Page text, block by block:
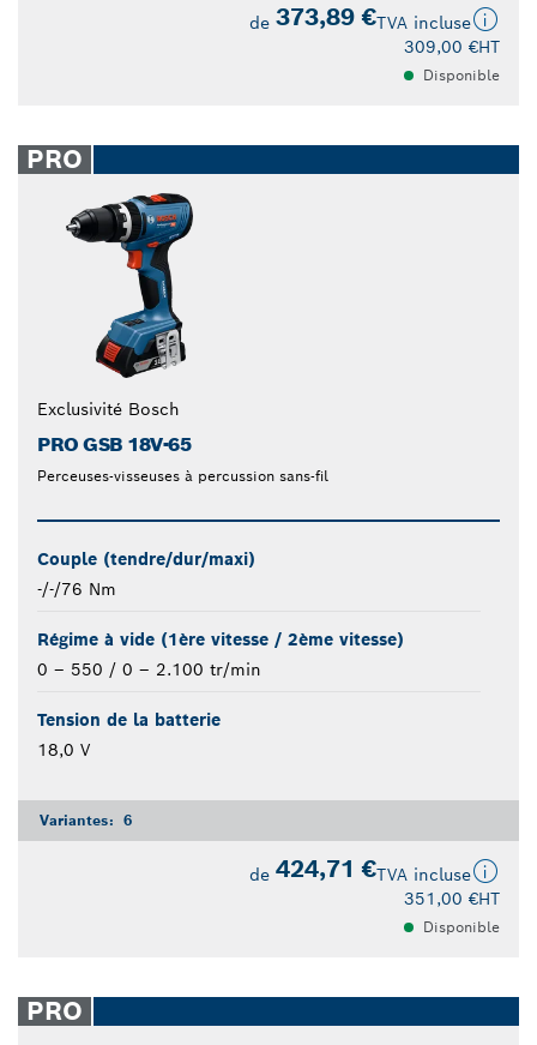
de 373,89 €TVA incluse
309,00 €HT
Disponible
PRO
Exclusivité Bosch
PRO GSB 18V-65
Perceuses-visseuses à percussion sans-fil
Couple (tendre/dur/maxi)
-/-/76 Nm
Régime à vide (1ère vitesse / 2ème vitesse)
0 – 550 / 0 – 2.100 tr/min
Tension de la batterie
18,0 V
Variantes: 6
de 424,71 €TVA incluse
351,00 €HT
Disponible
PRO